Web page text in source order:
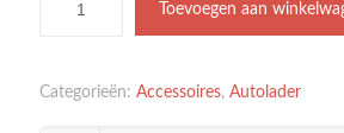
Toevoegen aan
Categorieën: Accessoires, Autolader